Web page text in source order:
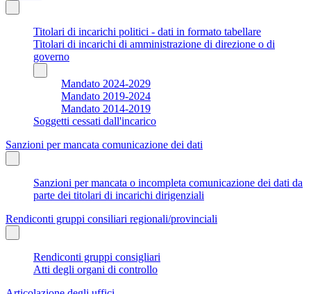
Titolari di incarichi politici - dati in formato tabellare
Titolari di incarichi di amministrazione di direzione o di
governo
Mandato 2024-2029
Mandato 2019-2024
Mandato 2014-2019
Soggetti cessati dall'incarico
Sanzioni per mancata comunicazione dei dati
Sanzioni per mancata o incompleta comunicazione dei dati da
parte dei titolari di incarichi dirigenziali
Rendiconti gruppi consiliari regionali/provinciali
Rendiconti gruppi consigliari
Atti degli organi di controllo